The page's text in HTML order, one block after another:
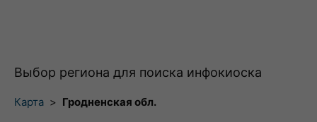
Выбор региона для поиска инфокиоска
Карта > Гродненская обл.